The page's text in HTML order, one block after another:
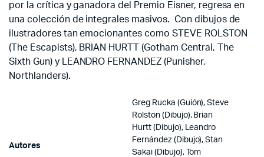
por la crítica y ganadora del Premio Eisner, regresa en
una colección de integrales masivos. Con dibujos de
ilustradores tan emocionantes como STEVE ROLSTON
(The Escapists), BRIAN HURTT (Gotham Central, The
Sixth Gun) y LEANDRO FERNANDEZ (Punisher,
Northlanders).
Autores
Greg Rucka (Guión), Steve
Rolston (Dibujo), Brian
Hurtt (Dibujo), Leandro
Fernández (Dibujo), Stan
Sakai (Dibujo), Tom